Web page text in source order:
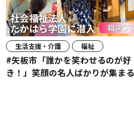
生活支援・介護 福祉
#矢板市「誰かを笑わせるのが好
き！」笑顔の名人ばかりが集ま